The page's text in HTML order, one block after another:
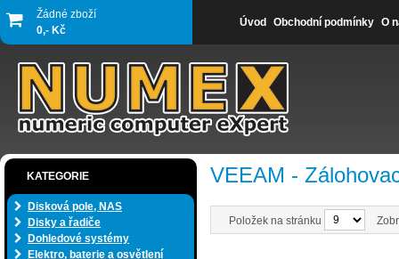
Žádné zboží
0,- Kč
Úvod Obchodní podmínky O
KATEGORIE
Disková pole, NAS
Disky a řadiče
Dohledové systémy
Elektro, baterie a osvětlení
VEEAM -
Položek na stránku